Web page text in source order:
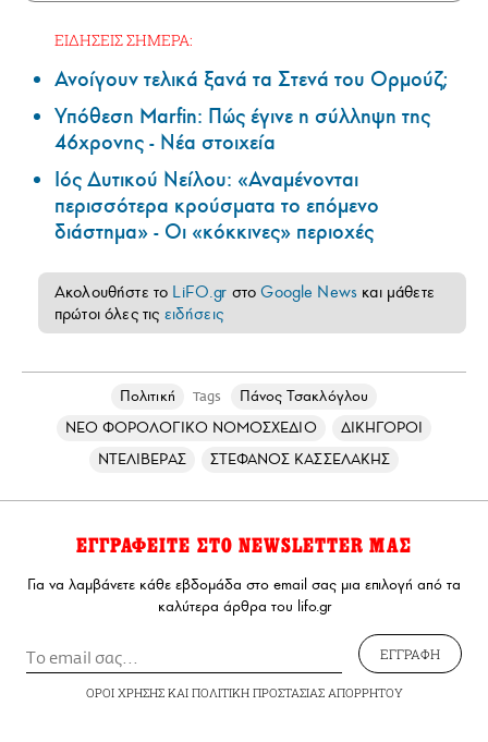
ΕΙΔΗΣΕΙΣ ΣΗΜΕΡΑ:
Ανοίγουν τελικά ξανά τα Στενά του Ορμούζ;
Υπόθεση Marfin: Πώς έγινε η σύλληψη της
46χρονης - Νέα στοιχεία
Ιός Δυτικού Νείλου: «Αναμένονται
περισσότερα κρούσματα το επόμενο
διάστημα» - Οι «κόκκινες» περιοχές
Ακολουθήστε το LiFO.gr στοGoogle News και μάθετε
πρώτοι όλες τις ειδήσεις
Πολιτική Tags
Πάνος Τσακλόγλου
ΝΕΟ ΦΟΡΟΛΟΓΙΚΟ ΝΟΜΟΣΧΕΔΙΟ
ΔΙΚΗΓΟΡΟΙ
ΝΤΕΛΙΒΕΡΑΣ
ΣΤΕΦΑΝΟΣ ΚΑΣΣΕΛΑΚΗΣ
ΕΓΓΡΑΦΕΙΤΕ ΣΤΟ NEWSLETTER ΜΑΣ
Για να λαμβάνετε κάθε εβδομάδα στο email σας μια επιλογή από τα
καλύτερα άρθρα του lifo.gr
ΕΓΓΡΑΦΗ
ΟΡΟΙ ΧΡΗΣΗΣΚΑΙ ΠΟΛΙΤΙΚΗ ΠΡΟΣΤΑΣΙΑΣ ΑΠΟΡΡΗΤΟΥ